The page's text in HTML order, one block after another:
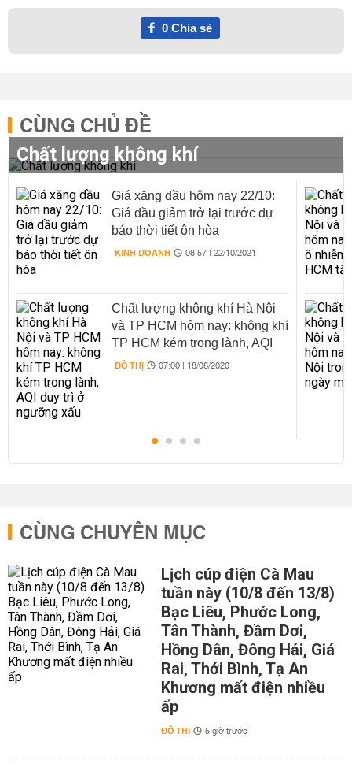
0Chia sẻ
CÙNG CHỦ ĐỀ
Chất lượng không khí
Giá xăng dầu hôm nay 22/10:
Giá dầu giảm trở lại trước dự
báo thời tiết ôn hòa
KINH DOANH 08:57 | 22/10/2021
Chất lượng không khí Hà Nội
và TP HCM hôm nay: không khí
TP HCM kém trong lành, AQI
duy trì ở ngưỡng xấu
ĐÔ THỊ 07:00 | 18/06/2020
CÙNG CHUYÊN MỤC
Lịch cúp điện Cà Mau
tuần này (10/8 đến 13/8)
Bạc Liêu, Phước Long,
Tân Thành, Đầm Dơi,
Hồng Dân, Đông Hải, Giá
Rai, Thới Bình, Tạ An
Khương mất điện nhiều
ấp
ĐÔ THỊ 5 giờ trước